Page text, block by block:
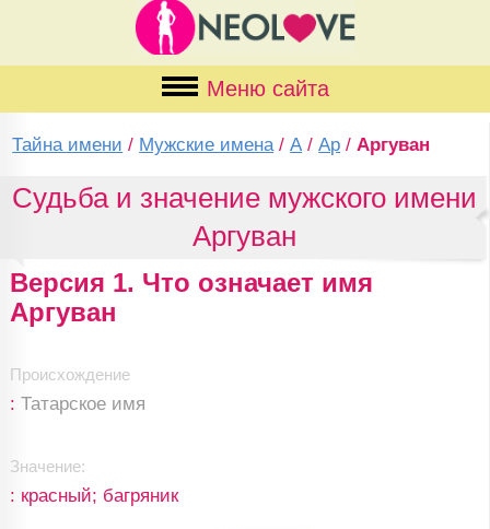
Меню сайта
Тайна имени / Мужские имена /А /Ар /Аргуван
Судьба и значение мужского имени
Аргуван
Версия 1. Что означает имя
Аргуван
Происхождение
: Татарское имя
Значение:
: красный; багряник